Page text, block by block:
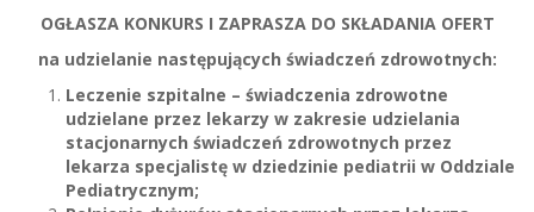
OGŁASZA KONKURS I ZAPRASZA DO SKŁADANIA OFERT
na udzielanie następujących świadczeń zdrowotnych:
Leczenie szpitalne – świadczenia zdrowotne
udzielane przez lekarzy w zakresie udzielania
stacjonarnych świadczeń zdrowotnych przez
lekarza specjalistę w dziedzinie pediatrii w Oddziale
Pediatrycznym;